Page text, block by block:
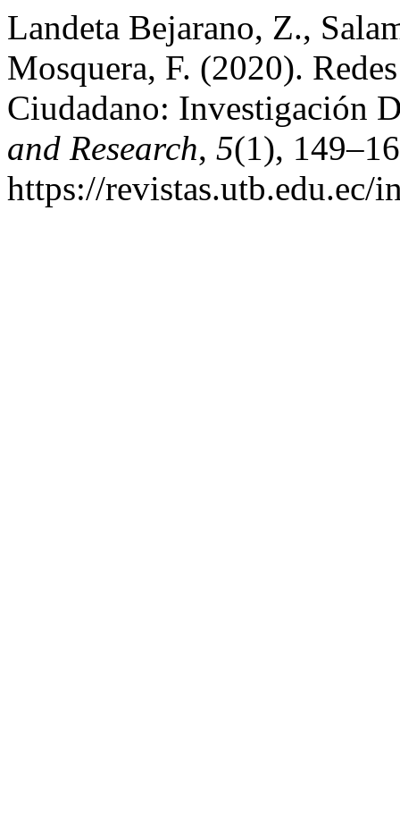
Landeta Bejarano, Z.,
Mosquera, F. (2020).
Ciudadano: Investigación
and Research, 5(1),
https://revistas.utb.edu.ec/